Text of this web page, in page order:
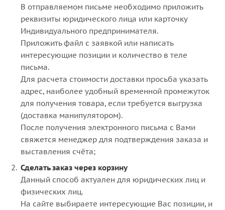
В отправляемом письме необходимо приложить
реквизиты юридического лица или карточку
Индивидуального предпринимателя.
Приложить файл с заявкой или написать
интересующие позиции и количество в теле
письма.
Для расчета стоимости доставки просьба указать
адрес, наиболее удобный временной промежуток
для получения товара, если требуется выгрузка
(доставка манипулятором).
После получения электронного письма с Вами
свяжется менеджер для подтверждения заказа и
выставления счёта;
Сделать заказ через корзину
Данный способ актуален для юридических лиц и
физических лиц.
На сайте выбираете интересующие Вас позиции, и